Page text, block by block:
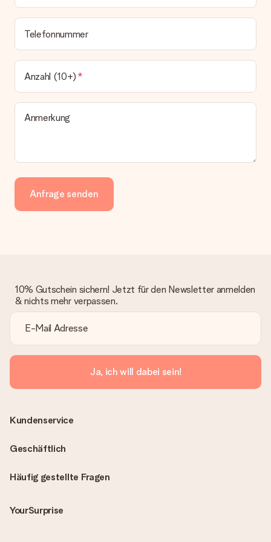
Telefonnummer
Anzahl (10+)
Anmerkung
Anfrage senden
10% Gutschein sichern! Jetzt für den Newsletter anmelden
& nichts mehr verpassen.
Ja, ich will dabei sein!
Häufig gestellte Fragen
YourSurprise
Kundenservice
Geschäftlich